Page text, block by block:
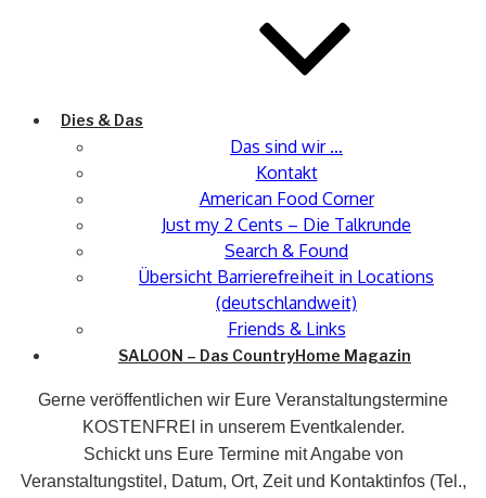
Dies & Das
Das sind wir …
Kontakt
American Food Corner
Just my 2 Cents – Die Talkrunde
Search & Found
Übersicht Barrierefreiheit in Locations
(deutschlandweit)
Friends & Links
SALOON – Das CountryHome Magazin
Gerne veröffentlichen wir Eure Veranstaltungstermine
KOSTENFREI in unserem Eventkalender.
Schickt uns Eure Termine mit Angabe von
Veranstaltungstitel, Datum, Ort, Zeit und Kontaktinfos (Tel.,